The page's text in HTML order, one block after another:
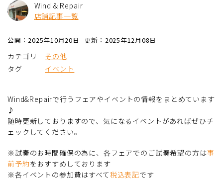
Wind & Repair
店舗記事一覧
公開：2025年10月20日 更新：2025年12月08日
カテゴリ
その他
タグ
イベント
Wind&Repairで行うフェアやイベントの情報をまとめています
♪
随時更新しておりますので、気になるイベントがあればぜひチ
ェックしてください。
※試奏のお時間確保の為に、各フェアでのご試奏希望の方は事
前予約をおすすめしております
※各イベントの参加費はすべて税込表記です